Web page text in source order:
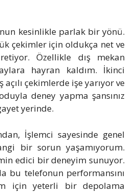
kesinlikle parlak bir yönü.
çekimler için oldukça net ve
Özellikle dış mekan
hayran kaldım. İkinci
çekimlerde işe yarıyor ve
deney yapma şansınız
yerinde.
İşlemci sayesinde genel
bir sorun yaşamıyorum.
edici bir deneyim sunuyor.
bu telefonun performansını
için yeterli bir depolama